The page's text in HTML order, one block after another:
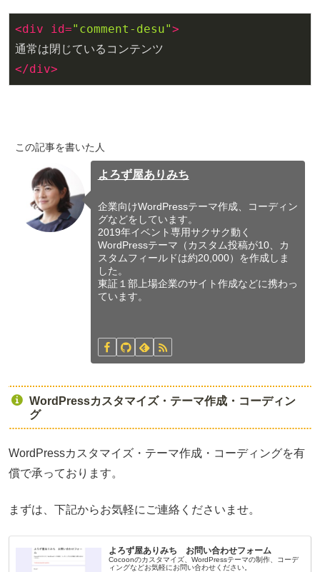
<div id="comment-desu">
</div>
この記事を書いた人
よろず屋ありみち
企業向けWordPressテーマ作成、コーディン
グなどをしています。
2019年イベント専用サクサク動く
WordPressテーマ（カスタム投稿が10、カ
スタムフィールドは約20,000）を作成しま
した。
東証１部上場企業のサイト作成などに携わっ
ています。
WordPressカスタマイズ・テーマ作成・コーディン
グ
WordPressカスタマイズ・テーマ作成・コーディングを有
償で承っております。
まずは、下記からお気軽にご連絡くださいませ。
よろず屋ありみち お問い合わせフォーム
Cocoonのカスタマイズ、WordPressテーマの制作、コーデ
ィングなどお気軽にお問い合わせください。